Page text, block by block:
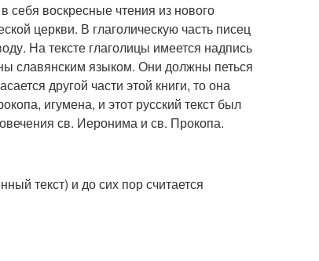
себя воскресные чтения из нового
церкви. В глаголическую часть писец
На тексте глаголицы имеется надпись
славянским языком. Они должны петься
другой части этой книги, то она
игумена, и этот русский текст был
св. Иеронима и св. Прокопа.
текст) и до сих пор считается